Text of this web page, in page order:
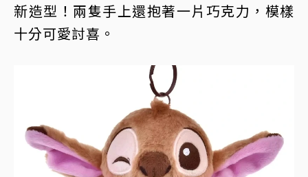
新造型！兩隻手上還抱著一片巧克力，模樣
十分可愛討喜。